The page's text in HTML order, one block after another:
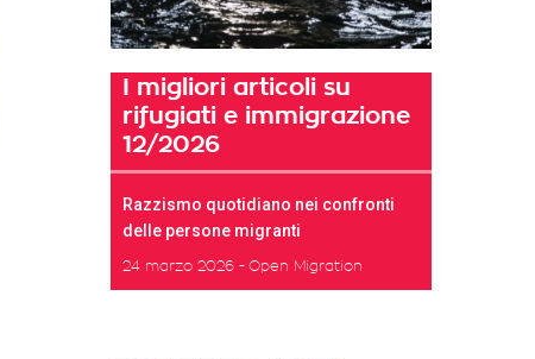
I migliori articoli su
rifugiati e immigrazione
12/2026
Razzismo quotidiano nei confronti
delle persone migranti
24 marzo 2026 Open Migration